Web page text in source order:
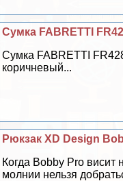
Сумка FABRETTI
Сумка FABRETTI
коричневый...
Рюкзак XD Design
Когда Bobby Pro висит
молнии нельзя